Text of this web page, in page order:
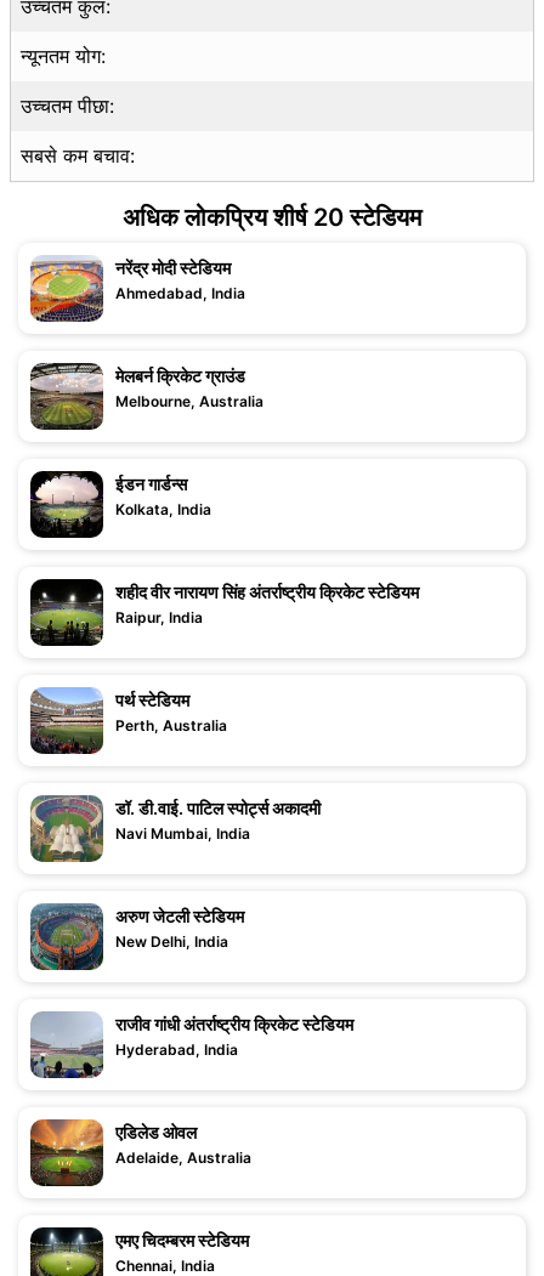
उच्चतम कुल:
न्यूनतम योग:
उच्चतम पीछा:
सबसे कम बचाव:
अधिक लोकप्रिय शीर्ष 20 स्टेडियम
नरेंद्र मोदी स्टेडियम
Ahmedabad, India
मेलबर्न क्रिकेट ग्राउंड
Melbourne, Australia
ईडन गार्डन्स
Kolkata, India
शहीद वीर नारायण सिंह अंतर्राष्ट्रीय क्रिकेट स्टेडियम
Raipur, India
पर्थ स्टेडियम
Perth, Australia
डॉ. डी.वाई. पाटिल स्पोर्ट्स अकादमी
Navi Mumbai, India
अरुण जेटली स्टेडियम
New Delhi, India
राजीव गांधी अंतर्राष्ट्रीय क्रिकेट स्टेडियम
Hyderabad, India
एडिलेड ओवल
Adelaide, Australia
एमए चिदम्बरम स्टेडियम
Chennai, India